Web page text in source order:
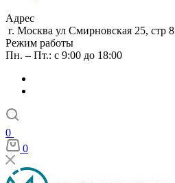
Адрес
г. Москва ул Смирновская 25, стр 8
Режим работы
Пн. – Пт.: с 9:00 до 18:00
0
0